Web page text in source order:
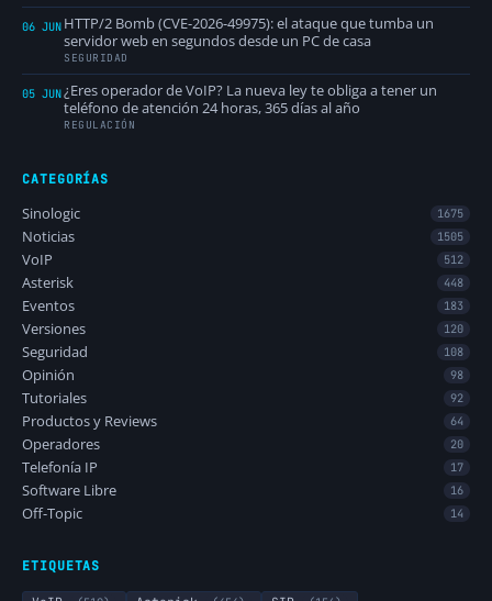
06 JUN HTTP/2 Bomb (CVE-2026-49975): el ataque que tumba un
servidor web en segundos desde un PC de casa
SEGURIDAD
05 JUN¿Eres operador de VoIP? La nueva ley te obliga a tener un
teléfono de atención 24 horas, 365 días al año
REGULACIÓN
CATEGORÍAS
Sinologic 1675
Noticias 1505
VoIP 512
Asterisk 448
Eventos 183
Versiones 120
Seguridad 108
Opinión 98
Tutoriales 92
Productos y Reviews 64
Operadores 20
Telefonía IP 17
Software Libre 16
Off-Topic 14
ETIQUETAS